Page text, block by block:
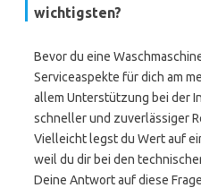
wichtigsten?
Bevor du eine
Serviceaspekte für dich am
allem Unterstützung bei der
schneller und zuverlässiger
Vielleicht legst du Wert auf
weil du dir bei den
Deine Antwort auf diese